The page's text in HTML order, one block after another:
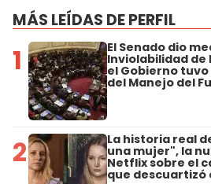
MÁS LEÍDAS DE PERFIL
1 El Senado dio
Inviolabilidad de
el Gobierno tuvo
del Manejo del
2 La historia real
una mujer", la
Netflix sobre el
que descuartizó